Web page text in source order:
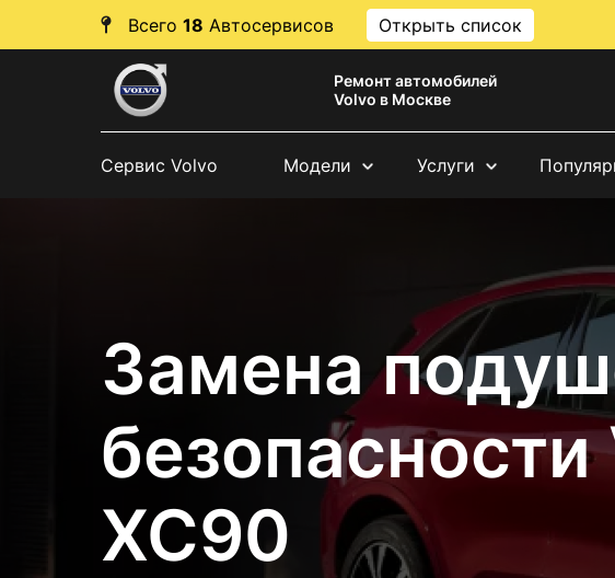
Всего 18 Автосервисов Открыть список
Ремонт автомобилей
Volvo в Москве
Сервис Volvo Модели Услуги
Замена
безопасности
XC90